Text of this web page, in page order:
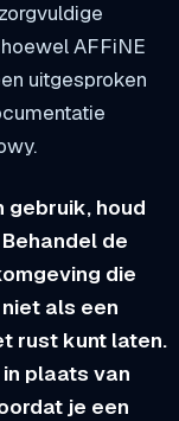
AFFiNE
uitgesproken
gebruik, houd
de
die
als een
rust kunt laten.
plaats van
je een